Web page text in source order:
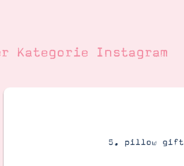
Kategorie Instagram
5. pillow gift